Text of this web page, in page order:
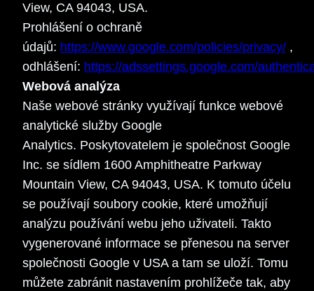
View, CA 94043, USA.
Prohlášení o ochraně
údajů: https://www.google.com/policies/privacy/ ,
odhlášení: https://adssettings.google.com/
Webová analýza
Naše webové stránky využívají funkce webové
analytické služby Google
Analytics. Poskytovatelem je společnost Google
Inc. se sídlem 1600 Amphitheatre Parkway
Mountain View, CA 94043, USA. K tomuto účelu
se používají soubory cookie, které umožňují
analýzu používání webu jeho uživateli. Takto
vygenerované informace se přenesou na server
společnosti Google v USA a tam se uloží. Tomu
můžete zabránit nastavením prohlížeče tak, aby